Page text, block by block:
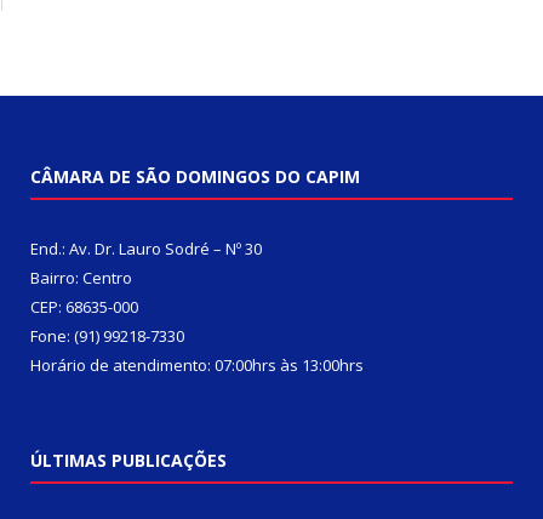
CÂMARA DE SÃO DOMINGOS DO CAPIM
End.: Av. Dr. Lauro Sodré – Nº 30
Bairro: Centro
CEP: 68635-000
Fone: (91) 99218-7330
Horário de atendimento: 07:00hrs às 13:00hrs
ÚLTIMAS PUBLICAÇÕES